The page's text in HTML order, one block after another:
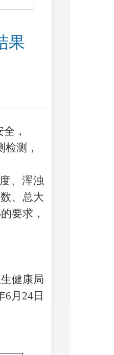
果
，
测，
、浑浊
、总大
的要求，
健康局
6月 24日